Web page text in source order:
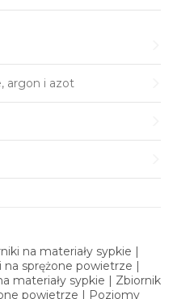
argon i azot
na materiały sypkie |
sprężone powietrze |
materiały sypkie | Zbiornik
powietrze | Poziomy